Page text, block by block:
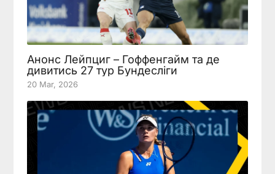
Анонс Лейпциг – Гоффенгайм та де
дивитись 27 тур Бундесліги
20 Mar, 2026